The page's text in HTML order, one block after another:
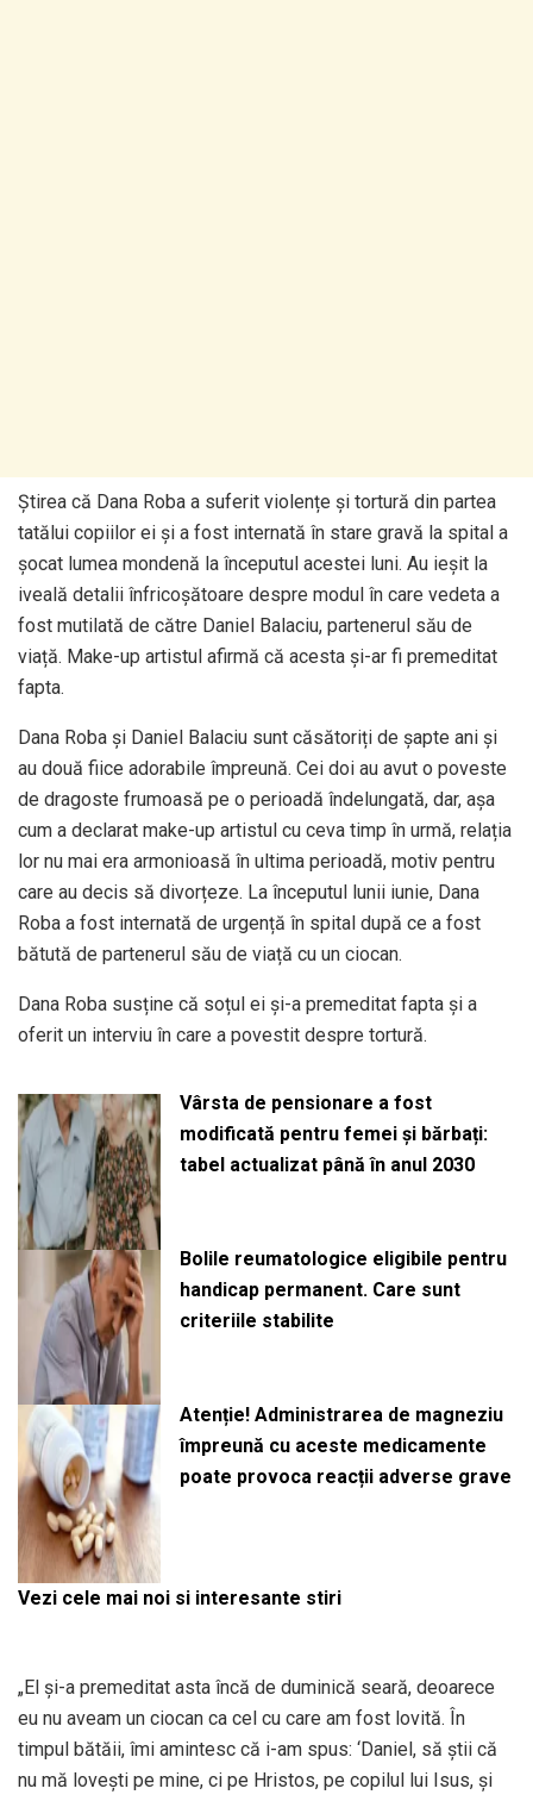
Știrea că Dana Roba a suferit violențe și tortură din partea
tatălui copiilor ei și a fost internată în stare gravă la spital a
șocat lumea mondenă la începutul acestei luni. Au ieșit la
iveală detalii înfricoșătoare despre modul în care vedeta a
fost mutilată de către Daniel Balaciu, partenerul său de
viață. Make-up artistul afirmă că acesta și-ar fi premeditat
fapta.
Dana Roba și Daniel Balaciu sunt căsătoriți de șapte ani și
au două fiice adorabile împreună. Cei doi au avut o poveste
de dragoste frumoasă pe o perioadă îndelungată, dar, așa
cum a declarat make-up artistul cu ceva timp în urmă, relația
lor nu mai era armonioasă în ultima perioadă, motiv pentru
care au decis să divorțeze. La începutul lunii iunie, Dana
Roba a fost internată de urgență în spital după ce a fost
bătută de partenerul său de viață cu un ciocan.
Dana Roba susține că soțul ei și-a premeditat fapta și a
oferit un interviu în care a povestit despre tortură.
Vârsta de pensionare a fost
modificată pentru femei și bărbați:
tabel actualizat până în anul 2030
Bolile reumatologice eligibile pentru
handicap permanent. Care sunt
criteriile stabilite
Atenție! Administrarea de magneziu
împreună cu aceste medicamente
poate provoca reacții adverse grave
Vezi cele mai noi si interesante stiri
„El și-a premeditat asta încă de duminică seară, deoarece
eu nu aveam un ciocan ca cel cu care am fost lovită. În
timpul bătăii, îmi amintesc că i-am spus: ‘Daniel, să știi că
nu mă lovești pe mine, ci pe Hristos, pe copilul lui Isus, și